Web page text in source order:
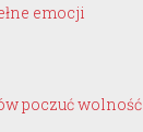
emocji
poczuć wolność